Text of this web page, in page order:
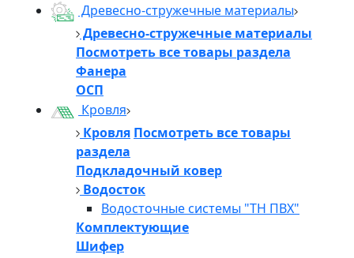
Древесно-стружечные материалы
Древесно-стружечные материалы
Посмотреть все товары раздела
Фанера
ОСП
Кровля
Кровля Посмотреть все товары
раздела
Подкладочный ковер
Водосток
Водосточные системы "ТН ПВХ"
Комплектующие
Шифер